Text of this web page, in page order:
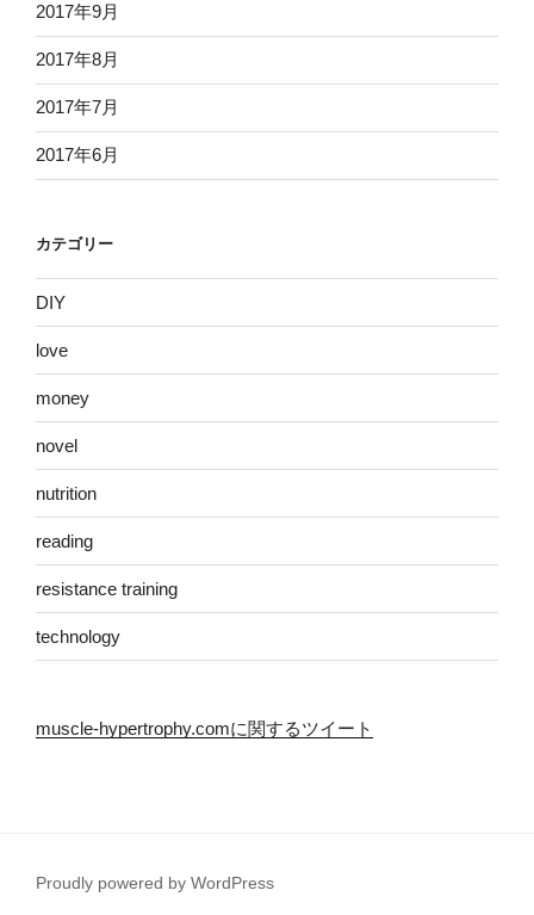
2017年9月
2017年8月
2017年7月
2017年6月
カテゴリー
DIY
love
money
novel
nutrition
reading
resistance training
technology
muscle-hypertrophy.comに関するツイート
Proudly powered by WordPress